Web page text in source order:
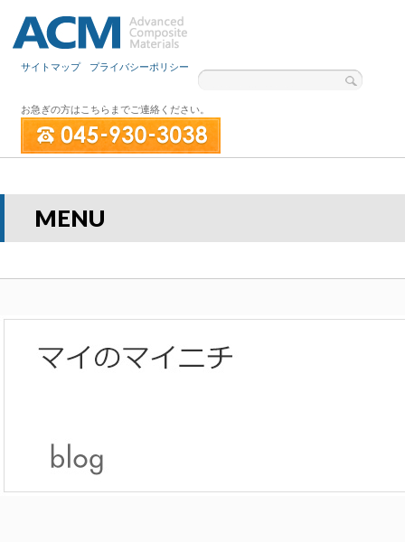
サイトマップ プライバシーポリシー
お急ぎの方はこちらまでご連絡ください。
MENU